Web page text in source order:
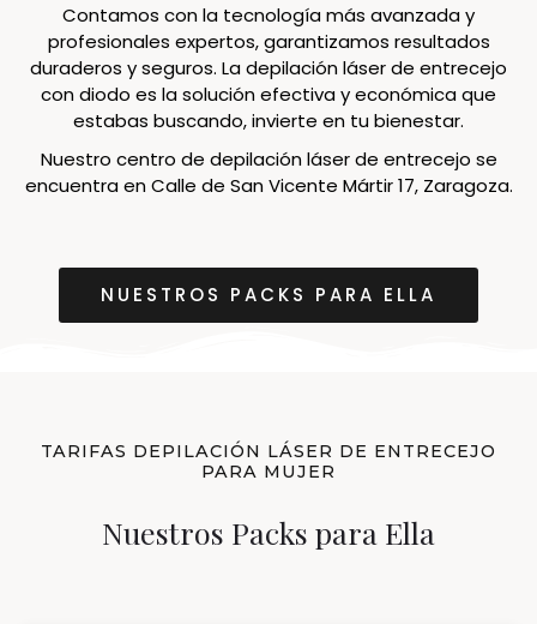
Contamos con la tecnología más avanzada y
profesionales expertos, garantizamos resultados
duraderos y seguros. La depilación láser de entrecejo
con diodo es la solución efectiva y económica que
estabas buscando, invierte en tu bienestar.
Nuestro centro de depilación láser de entrecejo se
encuentra en Calle de San Vicente Mártir 17, Zaragoza.
NUESTROS PACKS PARA ELLA
TARIFAS DEPILACIÓN LÁSER DE ENTRECEJO
PARA MUJER
Nuestros Packs para Ella